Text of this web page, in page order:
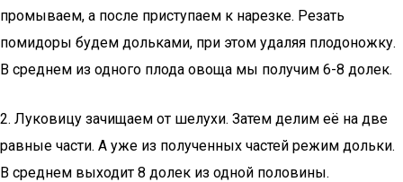
промываем, а после приступаем к нарезке. Резать
помидоры будем дольками, при этом удаляя плодоножку.
В среднем из одного плода овоща мы получим 6-8 долек.
2. Луковицу зачищаем от шелухи. Затем делим её на две
равные части. А уже из полученных частей режим дольки.
В среднем выходит 8 долек из одной половины.